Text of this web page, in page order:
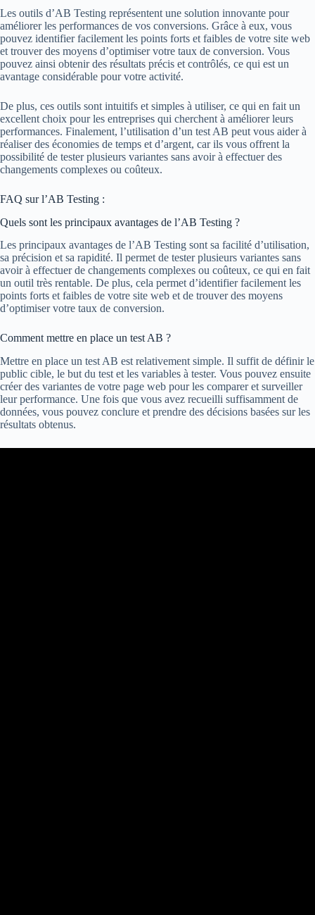
Les outils d’AB Testing représentent une solution innovante pour
améliorer les performances de vos conversions. Grâce à eux, vous
pouvez identifier facilement les points forts et faibles de votre site web
et trouver des moyens d’optimiser votre taux de conversion. Vous
pouvez ainsi obtenir des résultats précis et contrôlés, ce qui est un
avantage considérable pour votre activité.
De plus, ces outils sont intuitifs et simples à utiliser, ce qui en fait un
excellent choix pour les entreprises qui cherchent à améliorer leurs
performances. Finalement, l’utilisation d’un test AB peut vous aider à
réaliser des économies de temps et d’argent, car ils vous offrent la
possibilité de tester plusieurs variantes sans avoir à effectuer des
changements complexes ou coûteux.
FAQ sur l’AB Testing :
Quels sont les principaux avantages de l’AB Testing ?
Les principaux avantages de l’AB Testing sont sa facilité d’utilisation,
sa précision et sa rapidité. Il permet de tester plusieurs variantes sans
avoir à effectuer de changements complexes ou coûteux, ce qui en fait
un outil très rentable. De plus, cela permet d’identifier facilement les
points forts et faibles de votre site web et de trouver des moyens
d’optimiser votre taux de conversion.
Comment mettre en place un test AB ?
Mettre en place un test AB est relativement simple. Il suffit de définir le
public cible, le but du test et les variables à tester. Vous pouvez ensuite
créer des variantes de votre page web pour les comparer et surveiller
leur performance. Une fois que vous avez recueilli suffisamment de
données, vous pouvez conclure et prendre des décisions basées sur les
résultats obtenus.